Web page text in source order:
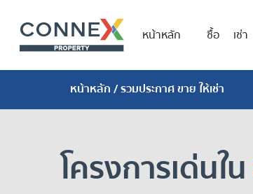
หน้าหลัก ซื้อ เช่า
หน้าหลัก/ รวมประกาศ ขาย ให้เช่า
โครงการเด่นใน